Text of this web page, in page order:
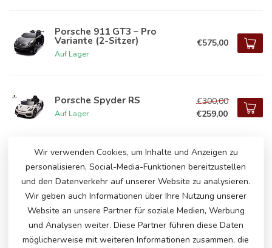
Porsche 911 GT3 – Pro
Variante (2-Sitzer)
Auf Lager
€575,00
Porsche Spyder RS
Auf Lager
€300,00
€259,00
Porsche Spyder RS
Auf Lager
€315,00
€275,00
HABEN SIE FRAGEN ZU DIESEM
Wir verwenden Cookies, um Inhalte und Anzeigen zu
personalisieren, Social-Media-Funktionen bereitzustellen
und den Datenverkehr auf unserer Website zu analysieren.
Wir geben auch Informationen über Ihre Nutzung unserer
Website an unsere Partner für soziale Medien, Werbung
und Analysen weiter. Diese Partner führen diese Daten
möglicherweise mit weiteren Informationen zusammen, die